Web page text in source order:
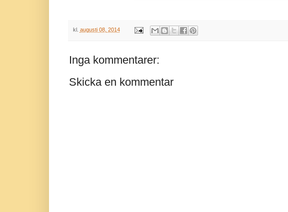
kl. augusti 08, 2014
Inga kommentarer:
Skicka en kommentar